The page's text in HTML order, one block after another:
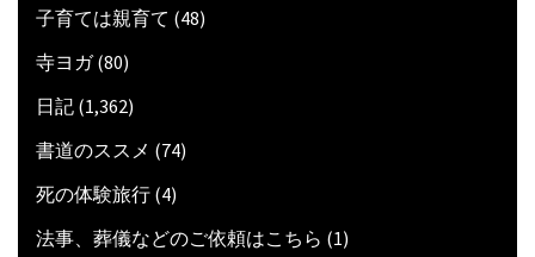
子育ては親育て (48)
寺ヨガ(80)
日記 (1,362)
書道のススメ (74)
死の体験旅行 (4)
法事、葬儀などのご依頼はこちら (1)